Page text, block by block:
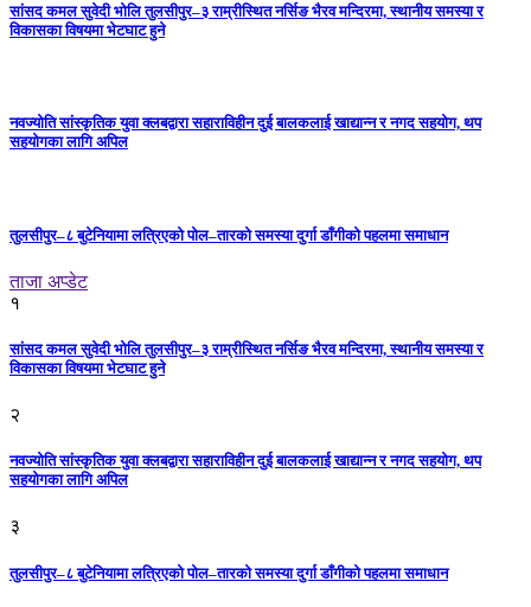
सांसद कमल सुवेदी भोलि तुलसीपुर–३ राम्रीस्थित नर्सिङ भैरव मन्दिरमा, स्थानीय समस्या र
विकासका विषयमा भेटघाट हुने
नवज्योति सांस्कृतिक युवा क्लबद्वारा सहाराविहीन दुई बालकलाई खाद्यान्न र नगद सहयोग, थप
सहयोगका लागि अपिल
तुलसीपुर–८ बुटेनियामा लत्रिएको पोल–तारको समस्या दुर्गा डाँगीको पहलमा समाधान
ताजा अप्डेट
१
सांसद कमल सुवेदी भोलि तुलसीपुर–३ राम्रीस्थित नर्सिङ भैरव मन्दिरमा, स्थानीय समस्या र
विकासका विषयमा भेटघाट हुने
२
नवज्योति सांस्कृतिक युवा क्लबद्वारा सहाराविहीन दुई बालकलाई खाद्यान्न र नगद सहयोग, थप
सहयोगका लागि अपिल
३
तुलसीपुर–८ बुटेनियामा लत्रिएको पोल–तारको समस्या दुर्गा डाँगीको पहलमा समाधान